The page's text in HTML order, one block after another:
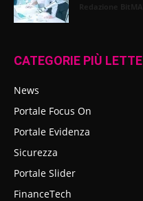
CATEGORIE PIÙ LETTE
News
Portale Focus On
Portale Evidenza
Sicurezza
Portale Slider
FinanceTech